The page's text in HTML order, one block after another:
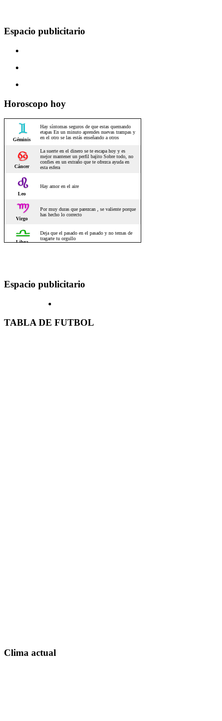
Espacio publicitario
Horoscopo hoy
Espacio publicitario
TABLA DE FUTBOL
Clima actual